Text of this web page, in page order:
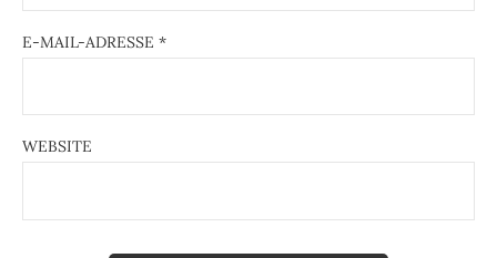
E-MAIL-ADRESSE *
WEBSITE